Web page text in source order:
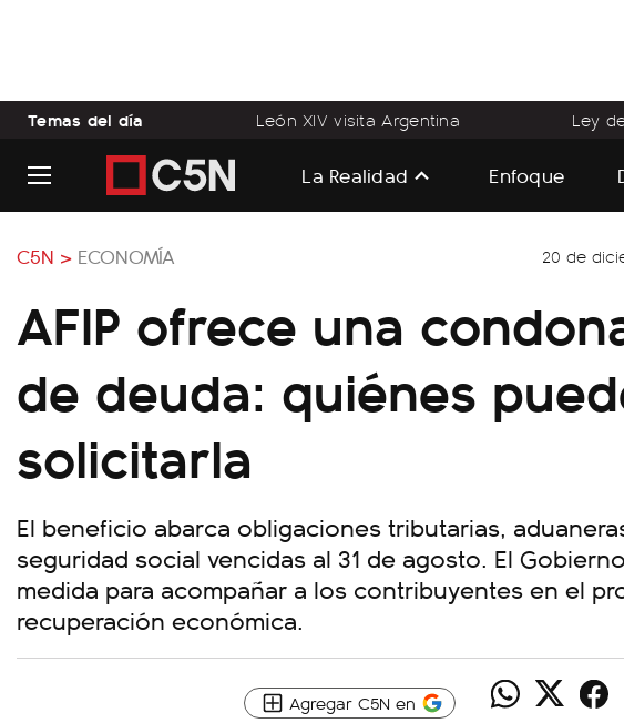
Temas del día León XIV visita Argentina Ley
La Realidad Enfoque
C5N > ECONOMÍA 20 de
AFIP ofrece una
de deuda: quiénes
solicitarla
El beneficio abarca obligaciones tributarias,
seguridad social vencidas al 31 de agosto. El
medida para acompañar a los contribuyentes en el
recuperación económica.
Agregar C5N en